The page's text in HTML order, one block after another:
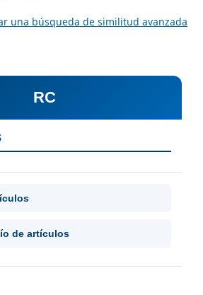
una búsqueda de similitud avanzada
RC
de artículos